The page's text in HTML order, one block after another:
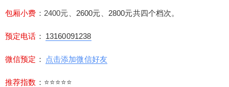
包厢小费 ：2400元、 2600元 2800元共四个档次。
预定电话 ： 13160091238
微信预定 ： 点击添加微信好友
推荐指数 ：⭐⭐⭐⭐⭐